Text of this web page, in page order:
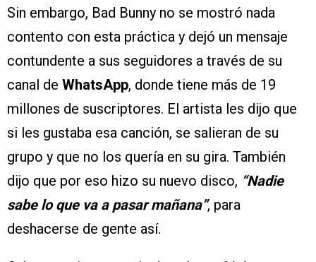
Sin embargo, Bad Bunny no se mostró nada
contento con esta práctica y dejó un mensaje
contundente a sus seguidores a través de su
canal de WhatsApp, donde tiene más de 19
millones de suscriptores. El artista les dijo que
si les gustaba esa canción, se salieran de su
grupo y que no los quería en su gira. También
dijo que por eso hizo su nuevo disco, “Nadie
sabe lo que va a pasar mañana”, para
deshacerse de gente así.